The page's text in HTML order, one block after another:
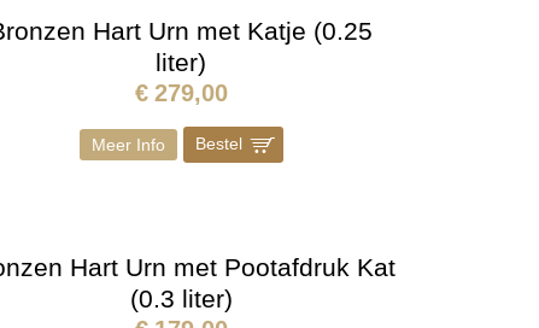
Hart Urn met Katje (0.25
liter)
€ 279,00
Meer Info Bestel ]
Hart Urn met Pootafdruk Kat
(0.3 liter)